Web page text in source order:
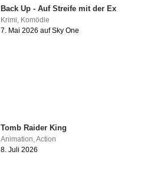
Back Up - Auf Streife mit der Ex
Krimi, Komödie
7. Mai 2026 auf Sky One
Tomb Raider King
Animation,Action
8. Juli 2026